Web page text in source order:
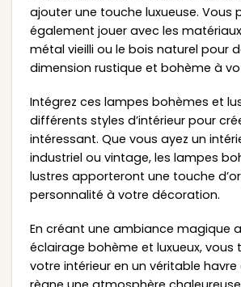
ajouter une touche luxueuse. Vous
également jouer avec les
métal vieilli ou le bois naturel pour
dimension rustique et bohème à
Intégrez ces lampes bohèmes et
différents styles d’intérieur pour
intéressant. Que vous ayez un
industriel ou vintage, les lampes
lustres apporteront une touche
personnalité à votre décoration.
En créant une ambiance magique
éclairage bohème et luxueux, vous
votre intérieur en un véritable havre